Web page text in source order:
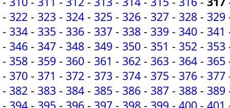
- 322 - 323 - 324 - 325 - 326 - 327 - 328 - 329
- 334 - 335 - 336 - 337 - 338 - 339 - 340 - 341
- 346 - 347 - 348 - 349 - 350 - 351 - 352 - 353
- 358 - 359 - 360 - 361 - 362 - 363 - 364 - 365
- 370 - 371 - 372 - 373 - 374 - 375 - 376 - 377
- 382 - 383 - 384 - 385 - 386 - 387 - 388 - 389